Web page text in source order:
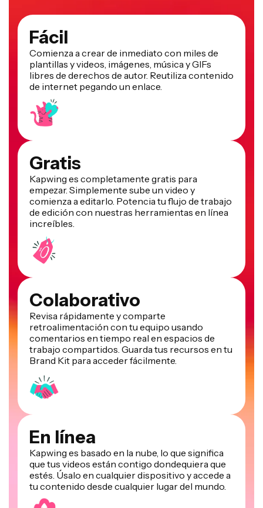
Fácil
Comienza a crear de inmediato con miles de
plantillas y videos, imágenes, música y GIFs
libres de derechos de autor. Reutiliza contenido
de internet pegando un enlace.
Gratis
Kapwing es completamente gratis para
empezar. Simplemente sube un video y
comienza a editarlo. Potencia tu flujo de trabajo
de edición con nuestras herramientas en línea
increíbles.
Colaborativo
Revisa rápidamente y comparte
retroalimentación con tu equipo usando
comentarios en tiempo real en espacios de
trabajo compartidos. Guarda tus recursos en tu
Brand Kit para acceder fácilmente.
En línea
Kapwing es basado en la nube, lo que significa
que tus videos están contigo dondequiera que
estés. Úsalo en cualquier dispositivo y accede a
tu contenido desde cualquier lugar del mundo.